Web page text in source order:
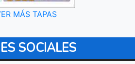
MÁS TAPAS
SOCIALES